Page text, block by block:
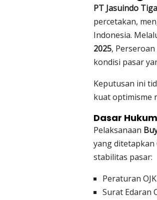
PT Jasuindo
percetakan,
Indonesia.
2025,
kondisi pasar
Keputusan ini
kuat optimisme
Dasar
Pelaksanaan
yang ditetapkan
stabilitas pasar:
Peraturan
Surat Edaran